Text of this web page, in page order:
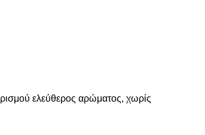
ελεύθερος αρώματος, χωρίς